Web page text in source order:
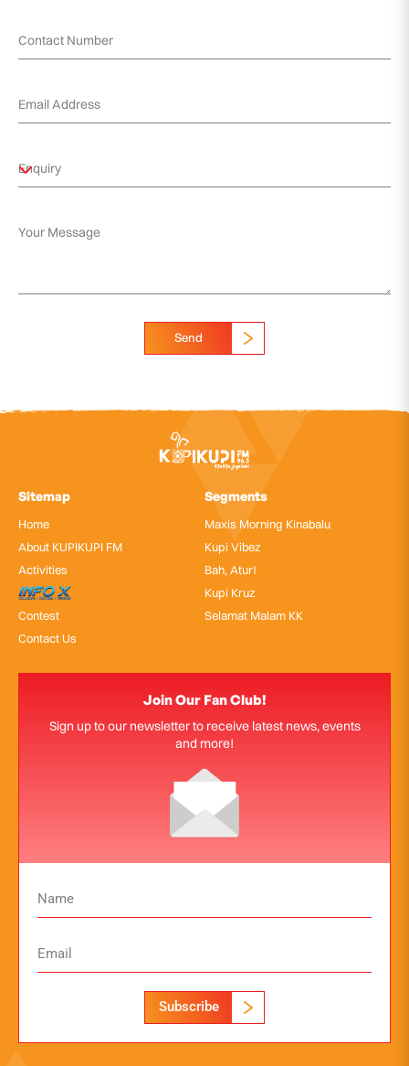
Send
Sitemap
Home
About KUPIKUPI FM
Activities
InfoX
Contest
Contact Us
Segments
Maxis Morning Kinabalu
Kupi Vibez
Bah, Atur!
Kupi Kruz
Selamat Malam KK
Join Our Fan Club!
Sign up to our newsletter to receive latest news, events
and more!
Subscribe